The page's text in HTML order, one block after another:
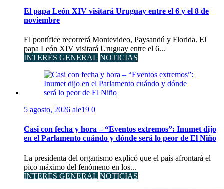
El papa León XIV visitará Uruguay entre el 6 y el 8 de
noviembre
El pontífice recorrerá Montevideo, Paysandú y Florida. El
papa León XIV visitará Uruguay entre el 6...
INTERÉS GENERAL NOTICIAS
5 agosto, 2026 ale19 0
Casi con fecha y hora – “Eventos extremos”: Inumet dijo
en el Parlamento cuándo y dónde será lo peor de El Niño
La presidenta del organismo explicó que el país afrontará el
pico máximo del fenómeno en los...
INTERÉS GENERAL NOTICIAS